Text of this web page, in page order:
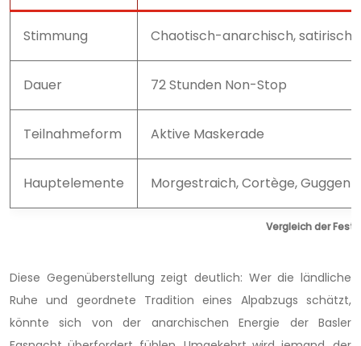
Vergleich der
Stimmung Chaotisch-anarchisch, satirisch
Dauer 72 Stunden Non-Stop
Teilnahmeform Aktive Maskerade
Hauptelemente Morgestraich, Cortège,
Diese Gegenüberstellung zeigt deutlich: Wer die ländliche
Ruhe und geordnete Tradition eines Alpabzugs schätzt,
könnte sich von der anarchischen Energie der Basler